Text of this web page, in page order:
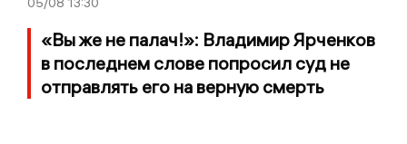
«Вы же не палач!»: Владимир Ярченков
в последнем слове попросил суд не
отправлять его на верную смерть